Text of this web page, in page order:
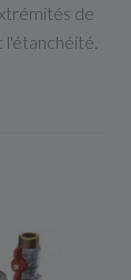
de
l'étanchéité.